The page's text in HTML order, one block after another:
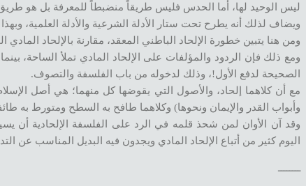
ليس الوحيد لها، أما الحدس فليس طريقاً منضبطاً للمعرفة بل هو
ويضاف لذلك أنه يطرح تحت ستار الأدلة الشرعية والأدلة العلمية،
ومن هنا يتبين خطورة الإلحاد الباطني المعقد، مقارنة بالإلحاد المادي
ومع ذلك فإن الردود والمؤلفات على الإلحاد المادي تملأ الساحة،
الصحيحة لدفع الأول!، وذلك لدخوله من باب الفلسفة والتصوف.
مع أن كلاهما إلحاد، والأصول التي يقوضها كل منهما؛ هي أصل
وأبواب القدر والإيمان ونحوها) وكلاهما طافح به السطح ومتورط به
وقد آن الأوان لمن شحذ قلمه في الرد على الفلسفة الإلحادية أن
اليوم كثير من أتباع الإلحاد المادي ويجدون فيه البديل المناسب عن
ــــــــ